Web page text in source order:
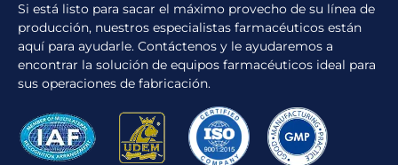
Si está listo para sacar el máximo provecho de su línea de
producción, nuestros especialistas farmacéuticos están
aquí para ayudarle. Contáctenos y le ayudaremos a
encontrar la solución de equipos farmacéuticos ideal para
sus operaciones de fabricación.